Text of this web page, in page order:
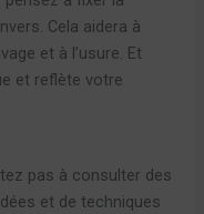
Cela aidera à
et à l’usure. Et
et reflète votre
pas à consulter des
et de techniques